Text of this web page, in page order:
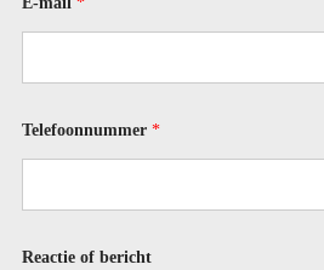
*
i
h
Telefoonnummer*
Reactie of bericht